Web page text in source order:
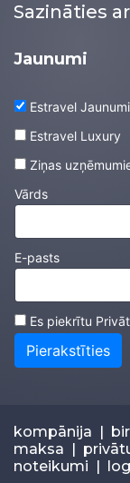
Sazināties
Jaunumi
Estravel Jaunumi
Estravel Luxury
Ziņas
Vārds
E-pasts
Es piekrītu
Pierakstīties
kompānija |
maksa |
noteikumi |